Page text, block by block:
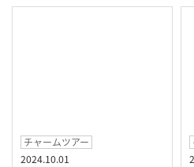
チャームツアー
2024.10.01